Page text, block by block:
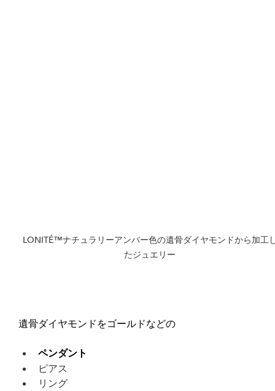
LONITÉ™ナチュラリーアンバー色の遺骨ダイヤモンドから加工
たジュエリー
遺骨ダイヤモンドをゴールドなどの
ペンダント
ピアス
リング